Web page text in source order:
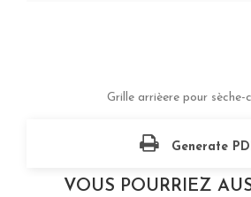
Grille arrièere pour sèche-
Generate
VOUS POURRIEZ